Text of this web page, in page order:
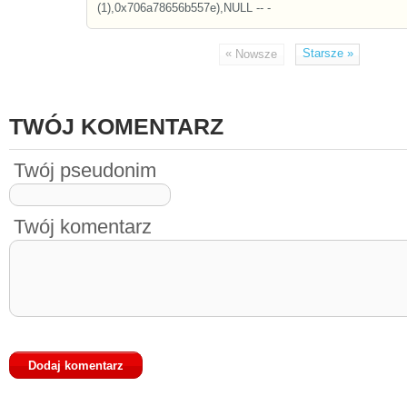
(1),0x706a78656b557e),NULL -- -
« Nowsze Starsze»
TWÓJ KOMENTARZ
Twój pseudonim
Twój komentarz